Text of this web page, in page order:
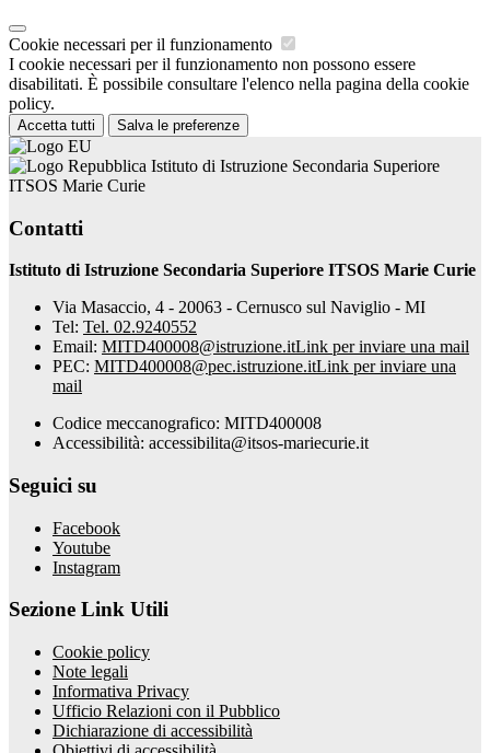
Cookie necessari per il funzionamento
I cookie necessari per il funzionamento non possono essere
disabilitati. È possibile consultare l'elenco nella pagina della cookie
policy.
Accetta tutti Salva le preferenze
Istituto di Istruzione Secondaria Superiore
ITSOS Marie Curie
Contatti
Istituto di Istruzione Secondaria Superiore ITSOS Marie Curie
Via Masaccio, 4 - 20063 - Cernusco sul Naviglio - MI
Tel: Tel. 02.9240552
Email: MITD400008@istruzione.itLink per inviare una mail
PEC: MITD400008@pec.istruzione.itLink per inviare una
mail
Codice meccanografico: MITD400008
Accessibilità: accessibilita@itsos-mariecurie.it
Seguici su
Facebook
Youtube
Instagram
Sezione Link Utili
Cookie policy
Note legali
Informativa Privacy
Ufficio Relazioni con il Pubblico
Dichiarazione di accessibilità